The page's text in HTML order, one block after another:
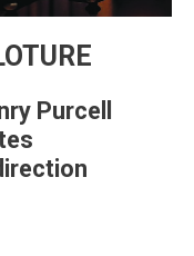
Purcell